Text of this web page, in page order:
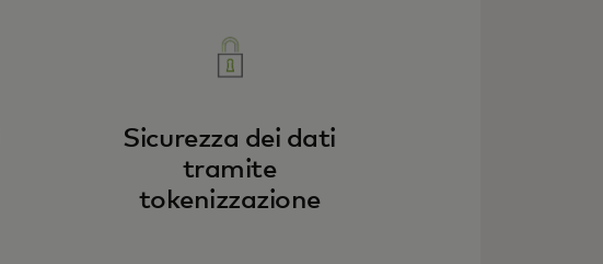
Sicurezza dei dati
tramite
tokenizzazione